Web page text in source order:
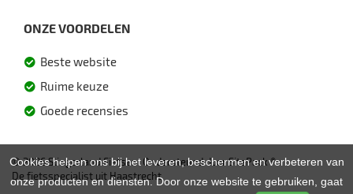
ONZE VOORDELEN
Beste website
Ruime keuze
Goede recensies
© 2026 Slingerland Fietsen. Ondersteund doorSitePack ®
De fietsspecialist uit Haastrecht
Cookies helpen ons bij het leveren, beschermen en verbeteren van
onze producten en diensten. Door onze website te gebruiken, gaat